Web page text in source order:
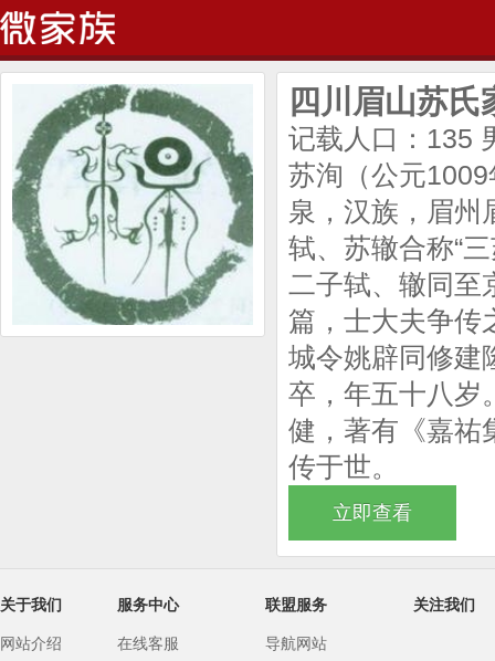
四川眉山苏氏
记载人口：135
苏洵（公元
泉，汉族，眉州
轼、苏辙合称“
二子轼、辙同至
篇，士大夫争传
城令姚辟同修建
卒，年五十八岁
健，著有《嘉祐
传于世。
立即查看
关于我们
网站介绍
服务中心
在线客服
联盟服务
导航网站
关注我们